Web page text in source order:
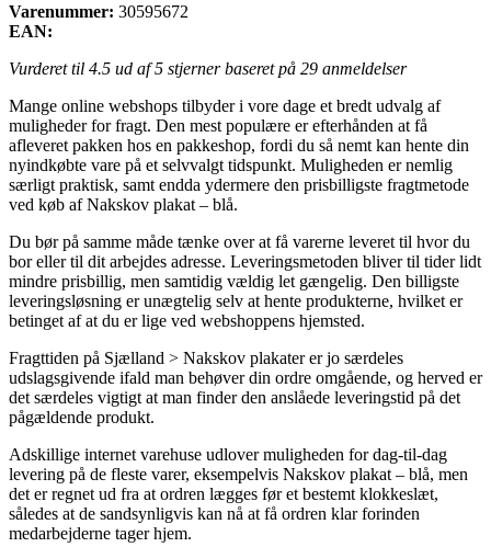
Varenummer: 30595672
EAN:
Vurderet til 4.5 ud af 5 stjerner baseret på 29 anmeldelser
Mange online webshops tilbyder i vore dage et bredt udvalg af
muligheder for fragt. Den mest populære er efterhånden at få
afleveret pakken hos en pakkeshop, fordi du så nemt kan hente din
nyindkøbte vare på et selvvalgt tidspunkt. Muligheden er nemlig
særligt praktisk, samt endda ydermere den prisbilligste fragtmetode
ved køb af Nakskov plakat – blå.
Du bør på samme måde tænke over at få varerne leveret til hvor du
bor eller til dit arbejdes adresse. Leveringsmetoden bliver til tider lidt
mindre prisbillig, men samtidig vældig let gængelig. Den billigste
leveringsløsning er unægtelig selv at hente produkterne, hvilket er
betinget af at du er lige ved webshoppens hjemsted.
Fragttiden på Sjælland > Nakskov plakater er jo særdeles
udslagsgivende ifald man behøver din ordre omgående, og herved er
det særdeles vigtigt at man finder den anslåede leveringstid på det
pågældende produkt.
Adskillige internet varehuse udlover muligheden for dag-til-dag
levering på de fleste varer, eksempelvis Nakskov plakat – blå, men
det er regnet ud fra at ordren lægges før et bestemt klokkeslæt,
således at de sandsynligvis kan nå at få ordren klar forinden
medarbejderne tager hjem.